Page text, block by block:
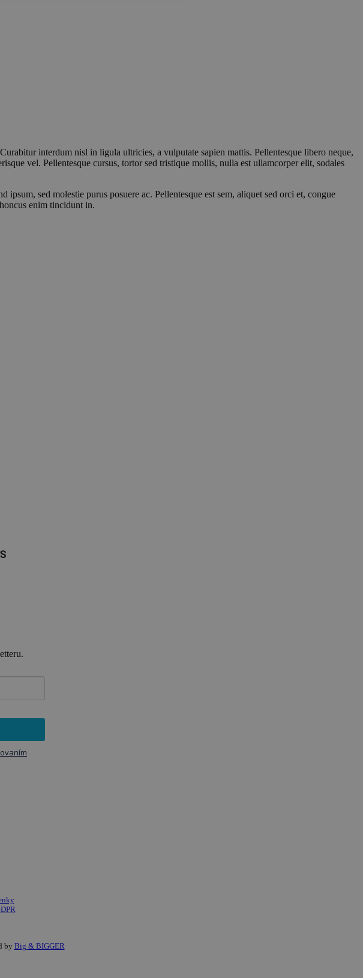
interdum nisl in ligula ultricies, a vulputate sapien mattis. Pellentesque libero neque,
vel. Pellentesque cursus, tortor sed tristique mollis, nulla est ullamcorper elit, sodales
sed molestie purus posuere ac. Pellentesque est sem, aliquet sed orci et, congue
enim tincidunt in.
by Big & BIGGER